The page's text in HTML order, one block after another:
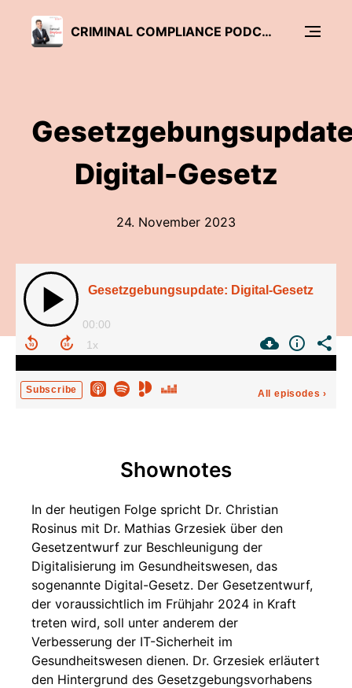
CRIMINAL COMPLIANCE PODCAST
Digital-Gesetz
24. November 2023
Gesetzgebungsupdate: Digital-Gesetz
00:00
Subscribe All episodes ›
Shownotes
In der heutigen Folge spricht Dr. Christian
Rosinus mit Dr. Mathias Grzesiek über den
Gesetzentwurf zur Beschleunigung der
Digitalisierung im Gesundheitswesen, das
sogenannte Digital-Gesetz. Der Gesetzentwurf,
der voraussichtlich im Frühjahr 2024 in Kraft
treten wird, soll unter anderem der
Verbesserung der IT-Sicherheit im
Gesundheitswesen dienen. Dr. Grzesiek erläutert
den Hintergrund des Gesetzgebungsvorhabens